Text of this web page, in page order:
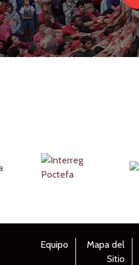
Equipo
Mapa del
Sitio